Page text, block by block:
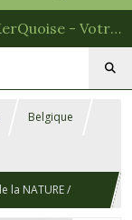
Votre CaVe à BièRes et BouTiQue DunKerQuoise - Votre Spécialiste des Paniers Garnis
Belgique
la NATURE /